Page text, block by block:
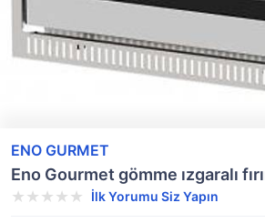
ENO GURMET
Eno Gourmet gömme ızgaralı
İlk Yorumu Siz Yapın